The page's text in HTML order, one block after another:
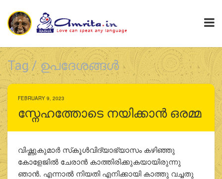
Tag / ഉപദേശങ്ങള്‍
FEBRUARY 9, 2023
സ്നേഹത്തോടെ നയിക്കാന്‍ ഒരമ്മ
വിഷ്ണുകുമാര്‍ സ്‌കൂള്‍വിദ്യാഭ്യാസം കഴിഞ്ഞു
കോളേജില്‍ ചേരാന്‍ കാത്തിരിക്കുകയായിരുന്നു
ഞാന്‍. എന്നാല്‍ നിയതി എനിക്കായി കാത്തു വച്ചതു